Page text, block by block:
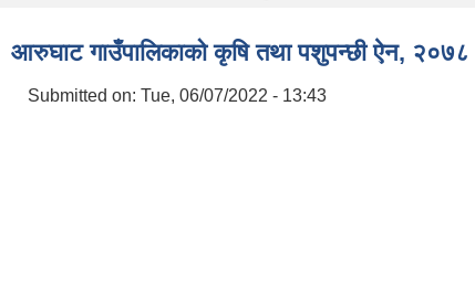
आरुघाट गाउँपालिकाको कृषि तथा पशुपन्छी ऐन, २०७८
Submitted on: Tue, 06/07/2022 - 13:43